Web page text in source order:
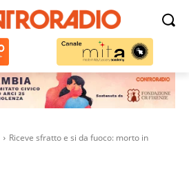
Riceve sfratto e si da fuoco: morto in